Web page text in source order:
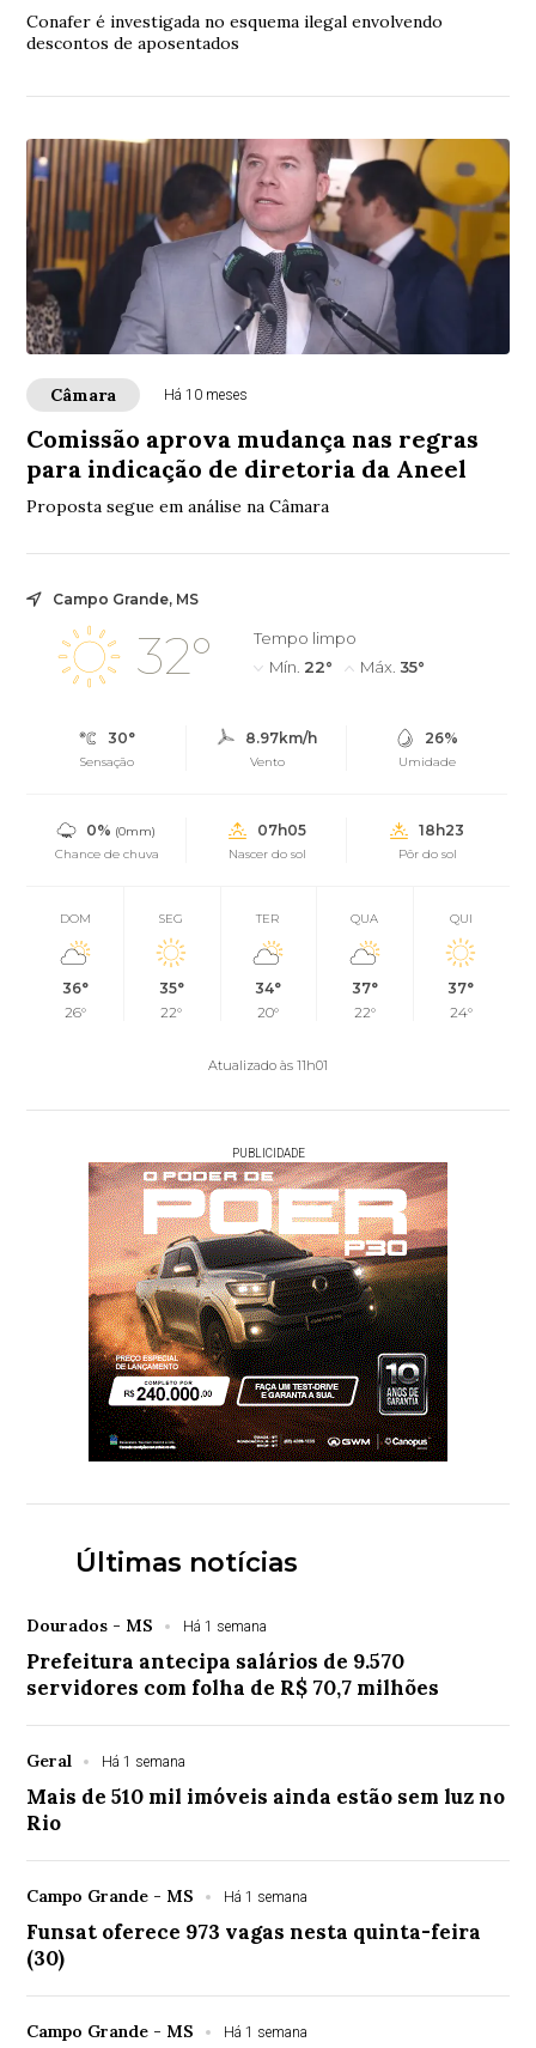
Conafer é investigada no esquema ilegal envolvendo
descontos de aposentados
Câmara Há 10 meses
Comissão aprova mudança nas regras
para indicação de diretoria da Aneel
Proposta segue em análise na Câmara
Campo Grande, MS
32°
Tempo limpo
Mín. 22° Máx. 35°
30°
Sensação
8.97km/h
Vento
26%
Umidade
0% (0mm)
Chance de chuva
07h05
Nascer do sol
18h23
Pôr do sol
DOM
36°
26°
SEG
35°
22°
TER
34°
20°
QUA
37°
22°
QUI
37°
24°
Atualizado às 11h01
PUBLICIDADE
Últimas notícias
Dourados - MS Há 1 semana
Prefeitura antecipa salários de 9.570
servidores com folha de R$ 70,7 milhões
Geral Há 1 semana
Mais de 510 mil imóveis ainda estão sem luz no
Rio
Campo Grande - MS Há 1 semana
Funsat oferece 973 vagas nesta quinta-feira
(30)
Campo Grande - MS Há 1 semana